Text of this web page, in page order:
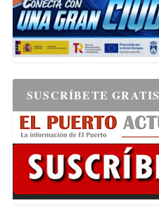
SUSCRÍBETE GRATIS